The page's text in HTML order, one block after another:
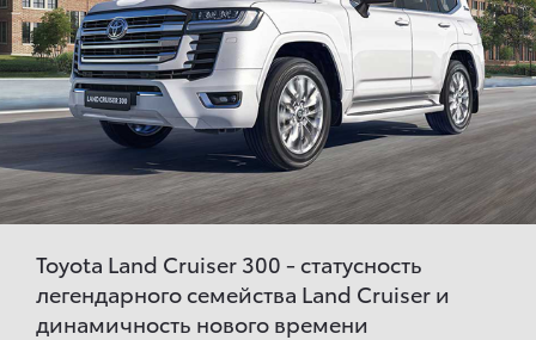
Toyota Land Cruiser 300 - статусность
легендарного семейства Land Cruiser и
динамичность нового времени